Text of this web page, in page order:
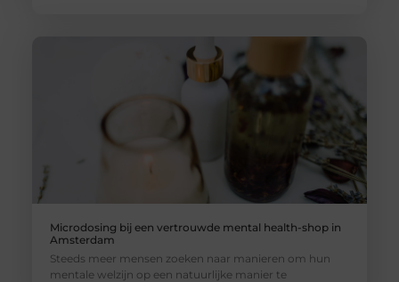
Microdosing bij een vertrouwde mental health-shop in
Amsterdam
Steeds meer mensen zoeken naar manieren om hun
mentale welzijn op een natuurlijke manier te